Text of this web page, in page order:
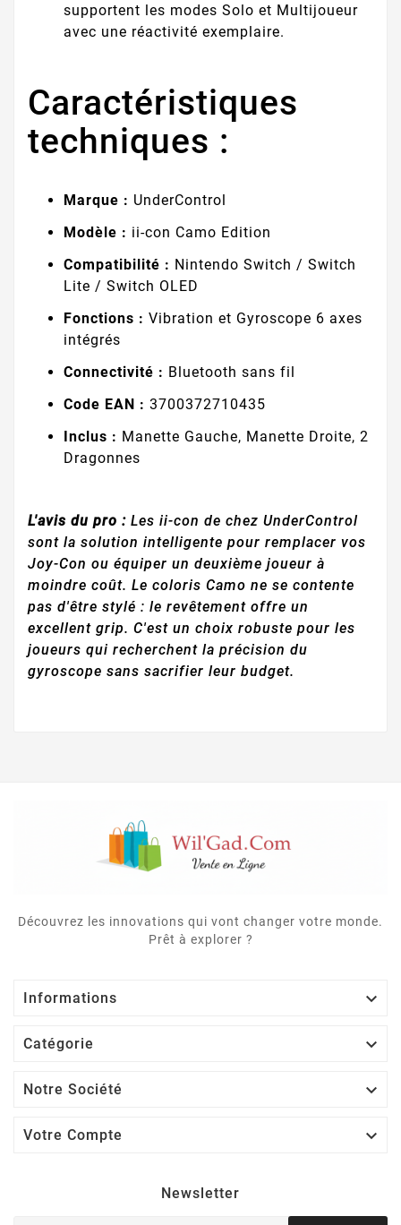
supportent les modes Solo et Multijoueur
avec une réactivité exemplaire.
Caractéristiques
techniques :
Marque : UnderControl
Modèle : ii-con Camo Edition
Compatibilité : Nintendo Switch / Switch
Lite / Switch OLED
Fonctions : Vibration et Gyroscope 6 axes
intégrés
Connectivité : Bluetooth sans fil
Code EAN : 3700372710435
Inclus : Manette Gauche, Manette Droite, 2
Dragonnes
L'avis du pro : Les ii-con de chez UnderControl
sont la solution intelligente pour remplacer vos
Joy-Con ou équiper un deuxième joueur à
moindre coût. Le coloris Camo ne se contente
pas d'être stylé : le revêtement offre un
excellent grip. C'est un choix robuste pour les
joueurs qui recherchent la précision du
gyroscope sans sacrifier leur budget.
Découvrez les innovations qui vont changer votre monde.
Prêt à explorer ?
Informations 
Catégorie 
Notre Société 
Votre Compte 
Newsletter